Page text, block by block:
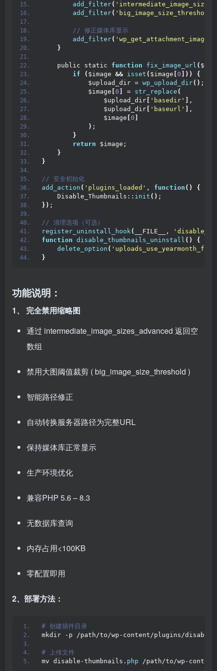
add_filter(
add_filter( 'big_image_size_threshold'
// 修正媒体库显示
add_filter(
}
    public static
function fix_image_url (
if
( $image && isset ( $image 0 ]))
{
            $upload_dir =
wp_upload_dir() ;
            $image
0 = str_replace (
                $upload_dir
'basedir'
,
                $upload_dir
'baseurl'
,
                $image
0
) ;
}
return $image;
}
}
// 安全初始化
add_action ( 'plugins_loaded' , function ()
{
    Disable_Thumbnails::
init () ;
}) ;
// 清理选项（可选）
register_uninstall_hook( __FILE__,
function disable_thumbnails_uninstall ()
{
delete_option (
}
功能说明：
1、 完全禁用缩略图
通过 intermediate_image_sizes_advanced 返回空
数组
禁用大图阈值裁剪 (big_image_size_threshold )
智能路径修正
自动转换服务器路径为完整URL
保持媒体库正常显示
生产环境优化
兼容PHP 5.6 – 8.3
无数据库查询
内存占用<100KB
零配置即用
2、部署方法：
# 创建插件目录
mkdir -p /path/to/wp-content/plugins/disable-
# 上传文件
mv disable-thumbnails. php /path/to/wp-